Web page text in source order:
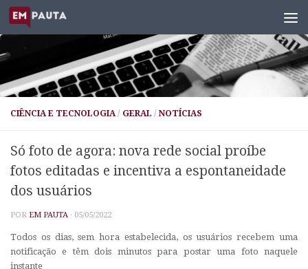
Skip to content
CIÊNCIA E TECNOLOGIA / GERAL / NOTÍCIAS
Só foto de agora: nova rede social proíbe
fotos editadas e incentiva a espontaneidade
dos usuários
POR EM PAUTA · 05/05/2022
Todos os dias, sem hora estabelecida, os usuários recebem uma
notificação e têm dois minutos para postar uma foto naquele
instante